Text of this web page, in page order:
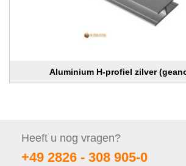
Aluminium H-profiel zilver
Heeft u nog vragen?
+49 2826 - 308 905-0